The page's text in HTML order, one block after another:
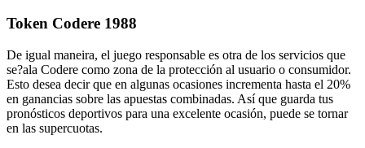
Token Codere 1988
De igual maneira, el juego responsable es otra de los servicios que
se?ala Codere como zona de la protección al usuario o consumidor.
Esto desea decir que en algunas ocasiones incrementa hasta el 20%
en ganancias sobre las apuestas combinadas. Así que guarda tus
pronósticos deportivos para una excelente ocasión, puede se tornar
en las supercuotas.